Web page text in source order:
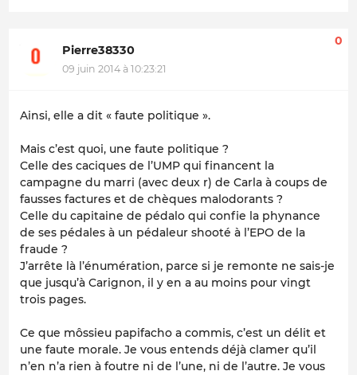
Pierre38330
09 juin 2014 à 10:23:21
0
Ainsi, elle a dit « faute politique ».
Mais c’est quoi, une faute politique ?
Celle des caciques de l’UMP qui financent la
campagne du marri (avec deux r) de Carla à coups de
fausses factures et de chèques malodorants ?
Celle du capitaine de pédalo qui confie la phynance
de ses pédales à un pédaleur shooté à l’EPO de la
fraude ?
J’arrête là l’énumération, parce si je remonte ne sais-je
que jusqu’à Carignon, il y en a au moins pour vingt
trois pages.
Ce que môssieu papifacho a commis, c’est un délit et
une faute morale. Je vous entends déjà clamer qu’il
n’en n’a rien à foutre ni de l’une, ni de l’autre. Je vous